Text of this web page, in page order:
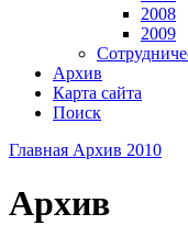
2008
2009
Архив
Карта сайта
Поиск
Главная Архив 2010
Архив